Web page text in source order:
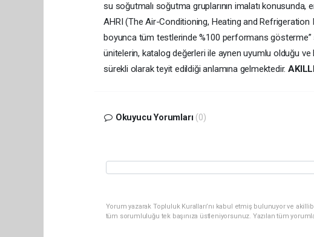
su soğutmalı soğutma gruplarının imalatı
AHRI (The Air-Conditioning, Heating and
boyunca tüm testlerinde %100 performans gösterme”
ünitelerin, katalog değerleri ile aynen uyumlu olduğu
sürekli olarak teyit edildiği anlamına gelmektedir.
Okuyucu Yorumları (0)
Yorum yazarak Topluluk Kuralları’nı kabul etmiş bulunuyor ve
tüm sorumluluğu tek başınıza üstleniyorsunuz. Yazılan tüm